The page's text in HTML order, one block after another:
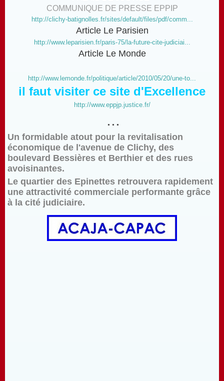
COMMUNIQUE DE PRESSE EPPIP
http://clichy-batignolles.fr/sites/default/files/pdf/comm...
Article Le Parisien
http://www.leparisien.fr/paris-75/la-future-cite-judiciai...
Article Le Monde
http://www.lemonde.fr/politique/article/2010/05/20/une-to...
il faut visiter ce site d'Excellence
http://www.eppjp.justice.fr/
...
Un formidable atout pour la revitalisation
économique de l'avenue de Clichy, des
boulevard Bessières et Berthier et des rues
avoisinantes.
Le quartier des Epinettes retrouvera rapidement
une attractivité commerciale performante grâce
à la cité judiciaire.